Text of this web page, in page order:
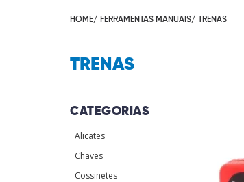
HOME/ FERRAMENTAS MANUAIS/ TRENAS
TRENAS
CATEGORIAS
Alicates
Chaves
Cossinetes